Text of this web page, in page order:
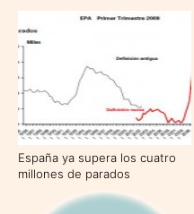
España ya supera los cuatro
millones de parados